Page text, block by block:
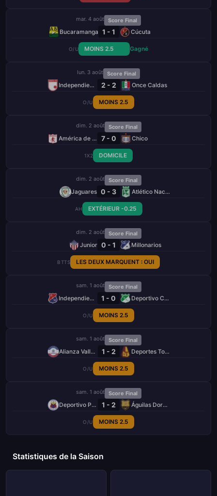
mar. 4 août Score Final
Bucaramanga 1 - 1 Cúcuta
O/U MOINS 2.5 Gagné
lun. 3 août Score Final
Independiente Santa Fe 2 - 2 Once Caldas
O/U MOINS 2.5
dim. 2 août Score Final
América de Cali 7 - 0 Chico
1X2 DOMICILE
dim. 2 août Score Final
Jaguares 0 - 3 Atlético Nacional
AH EXTÉRIEUR -0.25
dim. 2 août Score Final
Junior 0 - 1 Millonarios
BTTS LES DEUX MARQUENT : OUI
sam. 1 août Score Final
Independiente Medellín 1 - 0 Deportivo Cali
O/U MOINS 2.5
sam. 1 août Score Final
Alianza Valledupar 1 - 2 Deportes Tolima
O/U MOINS 2.5
sam. 1 août Score Final
Deportivo Pasto 1 - 2 Águilas Doradas
O/U MOINS 2.5
Statistiques de la Saison